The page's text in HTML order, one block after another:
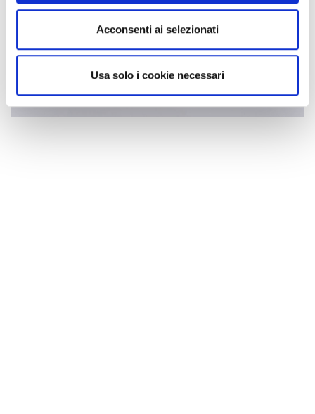
Acconsenti ai selezionati
Usa solo i cookie necessari